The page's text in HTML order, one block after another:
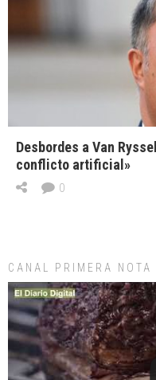
Desbordes a Van
conflicto artificial»
0
CANAL PRIMERA NOTA